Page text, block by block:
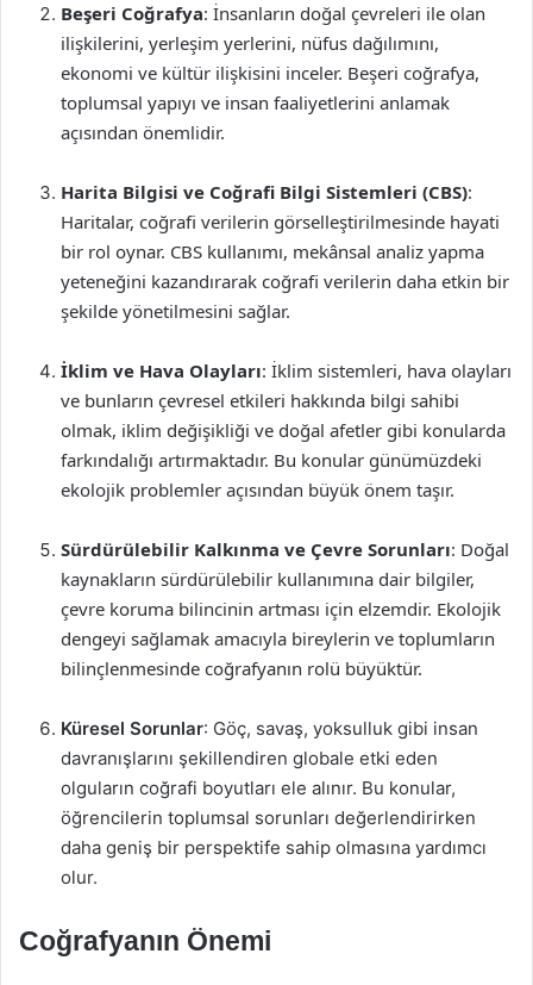
Beşeri Coğrafya: İnsanların doğal çevreleri ile olan
ilişkilerini, yerleşim yerlerini, nüfus dağılımını,
ekonomi ve kültür ilişkisini inceler. Beşeri coğrafya,
toplumsal yapıyı ve insan faaliyetlerini anlamak
açısından önemlidir.
Harita Bilgisi ve Coğrafi Bilgi Sistemleri (CBS):
Haritalar, coğrafi verilerin görselleştirilmesinde hayati
bir rol oynar. CBS kullanımı, mekânsal analiz yapma
yeteneğini kazandırarak coğrafi verilerin daha etkin bir
şekilde yönetilmesini sağlar.
İklim ve Hava Olayları: İklim sistemleri, hava olayları
ve bunların çevresel etkileri hakkında bilgi sahibi
olmak, iklim değişikliği ve doğal afetler gibi konularda
farkındalığı artırmaktadır. Bu konular günümüzdeki
ekolojik problemler açısından büyük önem taşır.
Sürdürülebilir Kalkınma ve Çevre Sorunları: Doğal
kaynakların sürdürülebilir kullanımına dair bilgiler,
çevre koruma bilincinin artması için elzemdir. Ekolojik
dengeyi sağlamak amacıyla bireylerin ve toplumların
bilinçlenmesinde coğrafyanın rolü büyüktür.
Küresel Sorunlar: Göç, savaş, yoksulluk gibi insan
davranışlarını şekillendiren globale etki eden
olguların coğrafi boyutları ele alınır. Bu konular,
öğrencilerin toplumsal sorunları değerlendirirken
daha geniş bir perspektife sahip olmasına yardımcı
olur.
Coğrafyanın Önemi